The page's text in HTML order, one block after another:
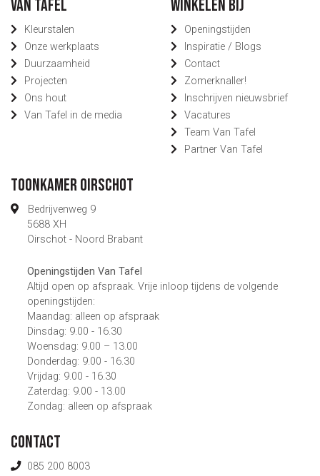
Van Tafel
Kleurstalen
Onze werkplaats
Duurzaamheid
Projecten
Ons hout
Van Tafel in de media
Winkelen bij
Openingstijden
Inspiratie / Blogs
Contact
Zomerknaller!
Inschrijven nieuwsbrief
Vacatures
Team Van Tafel
Partner Van Tafel
Toonkamer Oirschot
Bedrijvenweg 9
5688 XH
Oirschot - Noord Brabant
Openingstijden Van Tafel
Altijd open op afspraak. Vrije inloop tijdens de volgende
openingstijden:
Maandag: alleen op afspraak
Dinsdag: 9.00 - 16.30
Woensdag: 9.00 – 13.00
Donderdag: 9.00 - 16.30
Vrijdag: 9.00 - 16.30
Zaterdag: 9.00 - 13.00
Zondag: alleen op afspraak
Contact
085 200 8003